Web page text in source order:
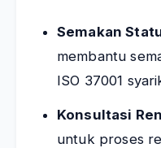
Semakan
membantu
ISO 37001
Konsultasi
untuk proses